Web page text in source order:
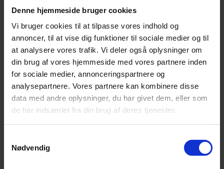
Denne hjemmeside bruger cookies
Vi bruger cookies til at tilpasse vores indhold og
annoncer, til at vise dig funktioner til sociale medier og til
at analysere vores trafik. Vi deler også oplysninger om
din brug af vores hjemmeside med vores partnere inden
for sociale medier, annonceringspartnere og
analysepartnere. Vores partnere kan kombinere disse
data med andre oplysninger, du har givet dem, eller som
de har indsamlet fra din brug af deres tjenester.
Nødvendig
Arbejder her:
Revisor Odense
Telefon:+45 66 15 85 55
Email:odense@beierholm.dk
Risingsvej 63, 1.
DK-5000 Odense C